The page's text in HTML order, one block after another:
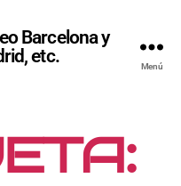
Barcelona y
etc.
Menú